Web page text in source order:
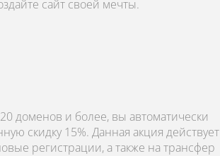
сайт своей мечты.
доменов и более, вы автоматически
скидку 15%. Данная акция действует
регистрации, а также на трансфер